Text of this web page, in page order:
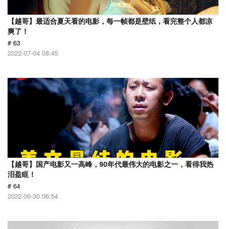
【越哥】最适合夏天看的电影，每一帧都是壁纸，看完整个人都凉
爽了！
# 63
2022-07-04 08:45
【越哥】国产电影又一高峰，90年代最伟大的电影之一，看得我热
泪盈眶！
# 64
2022-06-30 06:54